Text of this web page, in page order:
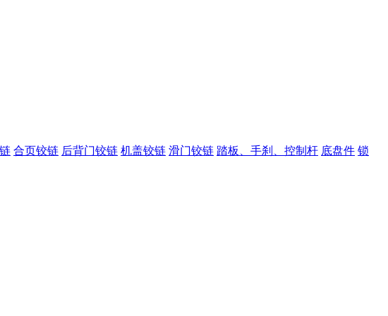
合页铰链 后背门铰链 机盖铰链 滑门铰链 踏板、手刹、控制杆 底盘件 锁